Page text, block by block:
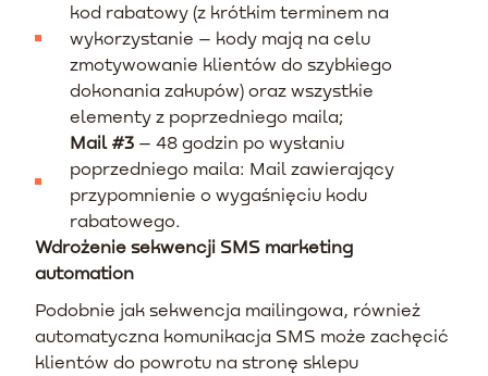
kod rabatowy (z krótkim terminem na
wykorzystanie – kody mają na celu
zmotywowanie klientów do szybkiego
dokonania zakupów) oraz wszystkie
elementy z poprzedniego maila;
Mail #3 – 48 godzin po wysłaniu
poprzedniego maila: Mail zawierający
przypomnienie o wygaśnięciu kodu
rabatowego.
Wdrożenie sekwencji SMS marketing
automation
Podobnie jak sekwencja mailingowa, również
automatyczna komunikacja SMS może zachęcić
klientów do powrotu na stronę sklepu